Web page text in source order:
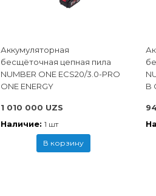
Аккумуляторная
бесщёточная цепная пила
NUMBER ONE ECS20/3.0-PRO
ONE ENERGY
1 010 000 UZS
Наличие: 1 шт
В корзину
B